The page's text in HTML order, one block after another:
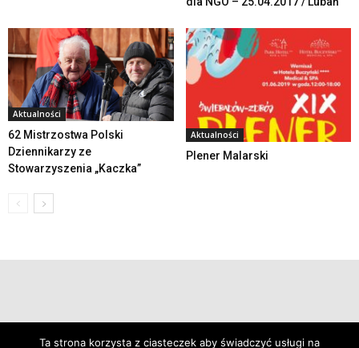
Aktualności
62 Mistrzostwa Polski
Dziennikarzy ze
Stowarzyszenia „Kaczka”
Aktualności
Plener Malarski
Ta strona korzysta z ciasteczek aby świadczyć usługi na